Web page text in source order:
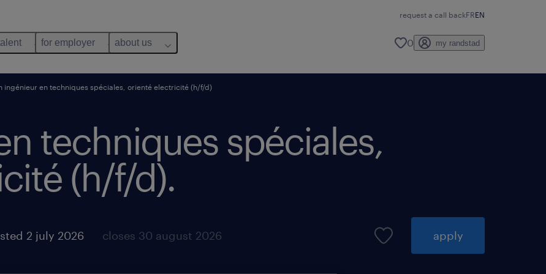
request a call backFREN
for employer about us 0 my randstad
ingénieur en techniques spéciales, orienté electricité (h/f/d)
techniques spéciales,
(h/f/d).
2 july 2026 closes 30 august 2026 apply